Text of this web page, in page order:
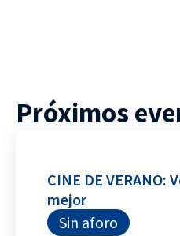
Próximos
CINE DE VERANO:
mejor
Sin aforo